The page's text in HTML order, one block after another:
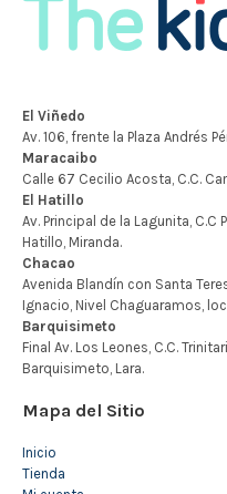
Mapa del Sitio
Inicio
Tienda